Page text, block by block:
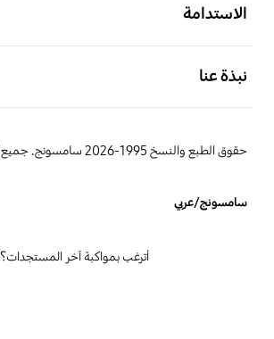
الاستدامة
نبذة عنا
حقوق الطبع والنسخ 1995-2026 سامسونج. جميع الحقوق محفوظة.
سامسونج/عربي
أترغب بمواكبة آخر المستجدات؟